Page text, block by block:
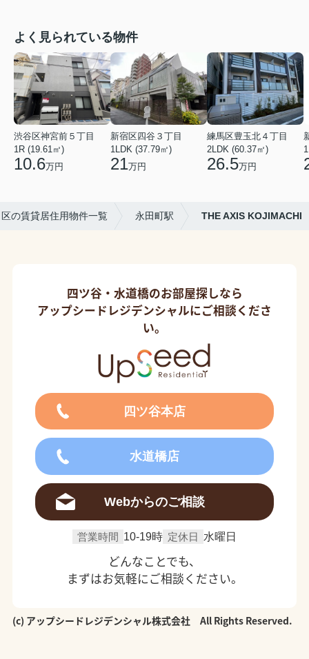
よく見られている物件
渋谷区神宮前５丁目
1R (19.61㎡)
10.6万円
新宿区四谷３丁目
1LDK (37.79㎡)
21万円
練馬区豊玉北４丁目
2LDK (60.37㎡)
26.5万円
の賃貸居住用物件一覧 永田町駅 THE AXIS KOJIMACHI
四ツ谷・水道橋のお部屋探しなら
アップシードレジデンシャルにご相談くださ
い。
四ツ谷本店
水道橋店
Webからのご相談
営業時間 10-19時 定休日 水曜日
どんなことでも、
まずはお気軽にご相談ください。
(c) アップシードレジデンシャル株式会社 All Rights Reserved.